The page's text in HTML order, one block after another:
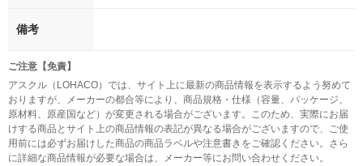
備考
ご注意【免責】
アスクル（LOHACO）では、サイト上に最新の商品情報を表示するよう努めて
おりますが、メーカーの都合等により、商品規格・仕様（容量、パッケージ、
原材料、原産国など）が変更される場合がございます。このため、実際にお届
けする商品とサイト上の商品情報の表記が異なる場合がございますので、ご使
用前には必ずお届けした商品の商品ラベルや注意書きをご確認ください。さら
に詳細な商品情報が必要な場合は、メーカー等にお問い合わせください。